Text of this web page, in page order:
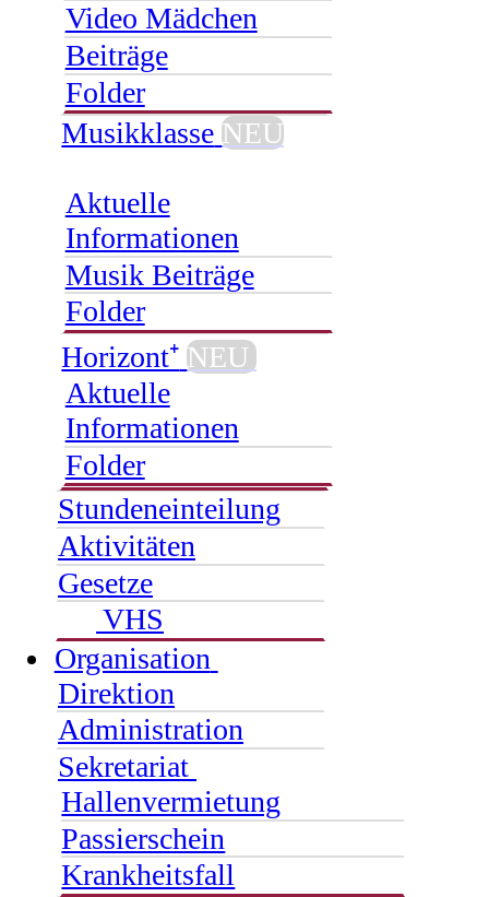
Video Mädchen
Beiträge
Folder
Musikklasse NEU
Aktuelle
Informationen
Musik Beiträge
Folder
Horizont⁺ NEU
Aktuelle
Informationen
Folder
Stundeneinteilung
Aktivitäten
Gesetze
VHS
Organisation
Direktion
Administration
Sekretariat
Hallenvermietung
Passierschein
Krankheitsfall